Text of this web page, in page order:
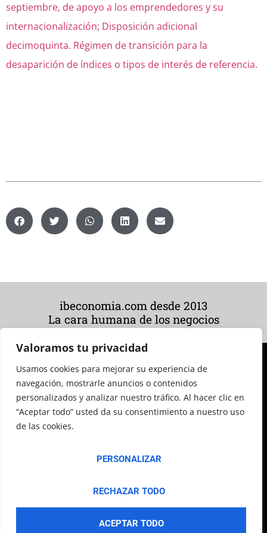
Valoramos tu privacidad
Usamos cookies para mejorar su experiencia de
navegación, mostrarle anuncios o contenidos
personalizados y analizar nuestro tráfico. Al hacer clic en
“Aceptar todo” usted da su consentimiento a nuestro uso
de las cookies.
PERSONALIZAR
RECHAZAR TODO
ACEPTAR TODO
septiembre, de apoyo a los emprendedores y su
internacionalización; Disposición adicional
decimoquinta. Régimen de transición para la
desaparición de índices o tipos de interés de referencia.
ibeconomia.com desde 2013
La cara humana de los negocios